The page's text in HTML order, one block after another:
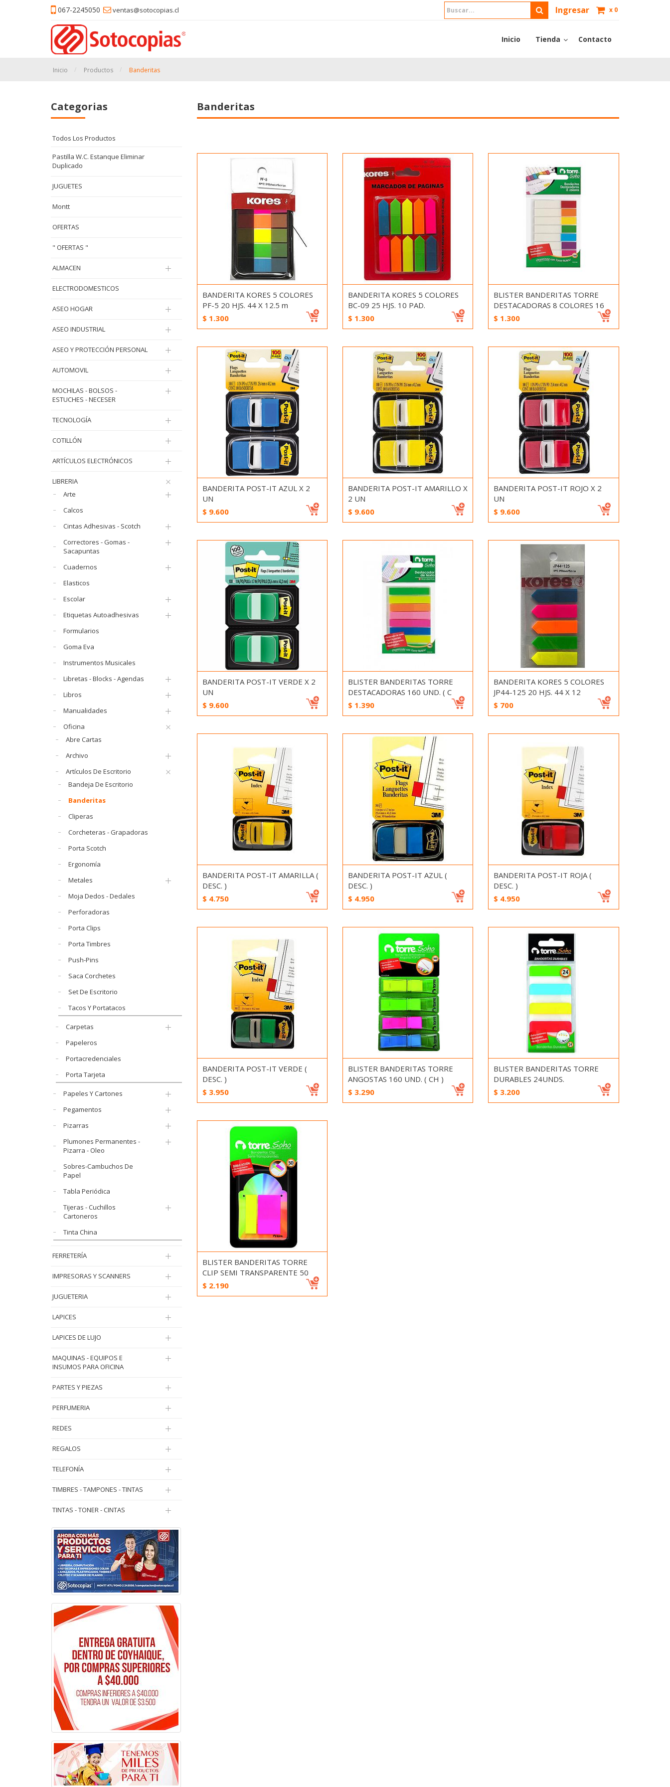
067-2245050 ventas@sotocopias.cl Ingresar x 0
Inicio Tienda Contacto
Inicio Productos Banderitas
Categorias
Todos Los Productos
Pastilla W.C. Estanque Eliminar
Duplicado
JUGUETES
Montt
OFERTAS
" OFERTAS "
ALMACEN
ELECTRODOMESTICOS
ASEO HOGAR
ASEO INDUSTRIAL
ASEO Y PROTECCIÓN PERSONAL
AUTOMOVIL
MOCHILAS - BOLSOS -
ESTUCHES - NECESER
TECNOLOGÍA
COTILLÓN
ARTÍCULOS ELECTRÓNICOS
LIBRERIA
Arte
Calcos
Cintas Adhesivas - Scotch
Correctores - Gomas -
Sacapuntas
Cuadernos
Elasticos
Escolar
Etiquetas Autoadhesivas
Formularios
Goma Eva
Instrumentos Musicales
Libretas - Blocks - Agendas
Libros
Manualidades
Oficina
Abre Cartas
Archivo
Artículos De Escritorio
Bandeja De Escritorio
Banderitas
Cliperas
Corcheteras - Grapadoras
Porta Scotch
Ergonomía
Metales
Moja Dedos - Dedales
Perforadoras
Porta Clips
Porta Timbres
Push-Pins
Saca Corchetes
Set De Escritorio
Tacos Y Portatacos
Carpetas
Papeleros
Portacredenciales
Porta Tarjeta
Papeles Y Cartones
Pegamentos
Pizarras
Plumones Permanentes -
Pizarra - Oleo
Sobres-Cambuchos De
Papel
Tabla Periódica
Tijeras - Cuchillos
Cartoneros
Tinta China
FERRETERÍA
IMPRESORAS Y SCANNERS
JUGUETERIA
LAPICES
LAPICES DE LUJO
MAQUINAS - EQUIPOS E
INSUMOS PARA OFICINA
PARTES Y PIEZAS
PERFUMERIA
REDES
REGALOS
TELEFONÍA
TIMBRES - TAMPONES - TINTAS
TINTAS - TONER - CINTAS
Banderitas
BANDERITA KORES 5 COLORES
PF-5 20 HJS. 44 X 12.5 m
$ 1.300
BANDERITA KORES 5 COLORES
BC-09 25 HJS. 10 PAD.
$ 1.300
BLISTER BANDERITAS TORRE
DESTACADORAS 8 COLORES 16
$ 1.300
BANDERITA POST-IT AZUL X 2
UN
$ 9.600
BANDERITA POST-IT AMARILLO X
2 UN
$ 9.600
BANDERITA POST-IT ROJO X 2
UN
$ 9.600
BANDERITA POST-IT VERDE X 2
UN
$ 9.600
BLISTER BANDERITAS TORRE
DESTACADORAS 160 UND. ( C
$ 1.390
BANDERITA KORES 5 COLORES
JP44-125 20 HJS. 44 X 12
$ 700
BANDERITA POST-IT AMARILLA (
DESC. )
$ 4.750
BANDERITA POST-IT AZUL (
DESC. )
$ 4.950
BANDERITA POST-IT ROJA (
DESC. )
$ 4.950
BANDERITA POST-IT VERDE (
DESC. )
$ 3.950
BLISTER BANDERITAS TORRE
ANGOSTAS 160 UND. ( CH )
$ 3.290
BLISTER BANDERITAS TORRE
DURABLES 24UNDS.
$ 3.200
BLISTER BANDERITAS TORRE
CLIP SEMI TRANSPARENTE 50
$ 2.190